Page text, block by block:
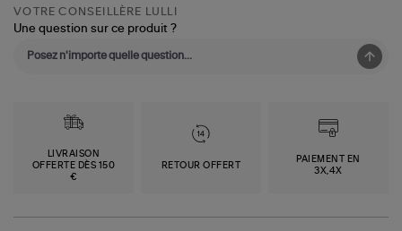
VOTRE CONSEILLÈRE LULLI
Une question sur ce produit ?
LIVRAISON
OFFERTE DÈS 150
€
RETOUR OFFERT
PAIEMENT EN
3X,4X